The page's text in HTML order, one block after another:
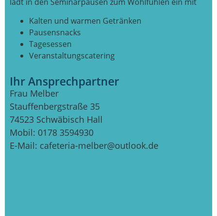
Kalten und warmen Getränken
Pausensnacks
Tagesessen
Veranstaltungscatering
Ihr Ansprechpartner
Frau Melber
Stauffenbergstraße 35
74523 Schwäbisch Hall
Mobil: 0178 3594930
E-Mail: cafeteria-melber@outlook.de